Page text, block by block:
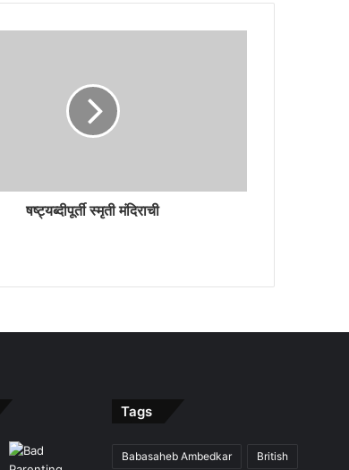
षष्ट्यब्दीपूर्ती स्मृती मंदिराची
Tags
Babasaheb Ambedkar British